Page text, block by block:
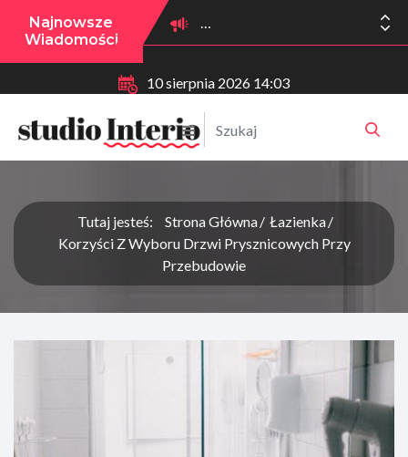
Najnowsze
Wiadomości
10 sierpnia 2026 14:03
Tutaj jesteś: Strona Główna
Łazienka
Korzyści Z Wyboru Drzwi Prysznicowych Przy
Przebudowie